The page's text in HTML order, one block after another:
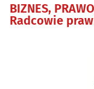
BIZNES,
Radcowie